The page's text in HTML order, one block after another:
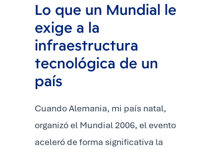
Lo que un Mundial le
exige a la
infraestructura
tecnológica de un
país
Cuando Alemania, mi país natal,
organizó el Mundial 2006, el evento
aceleró de forma significativa la